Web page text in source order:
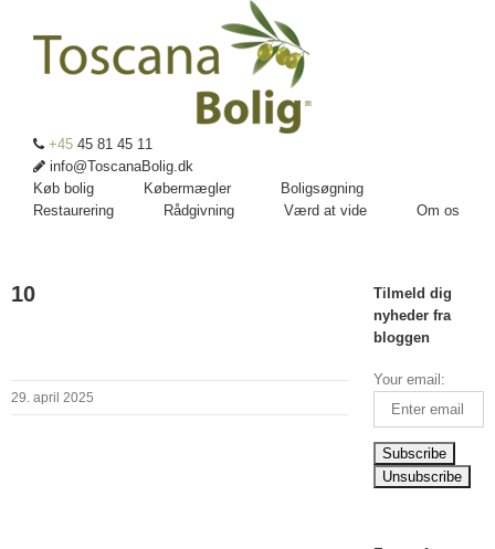
+45 45 81 45 11
info@ToscanaBolig.dk
Køb bolig
Købermægler
Boligsøgning
Restaurering
Rådgivning Værd at vide Om os
10
29. april 2025
Tilmeld dig
nyheder fra
bloggen
Your email: